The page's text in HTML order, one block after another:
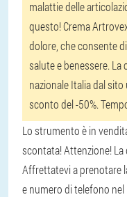
malattie delle
questo! Crema
dolore, che consente
salute e benessere.
nazionale Italia dal
sconto del -50%.
Lo strumento è in
scontata! Attenzione!
Affrettatevi a prenotare
e numero di telefono